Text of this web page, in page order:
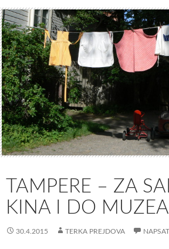
TAMPERE – ZA
KINA I DO MUZEA
30.4.2015 TERKA PREJDOVA